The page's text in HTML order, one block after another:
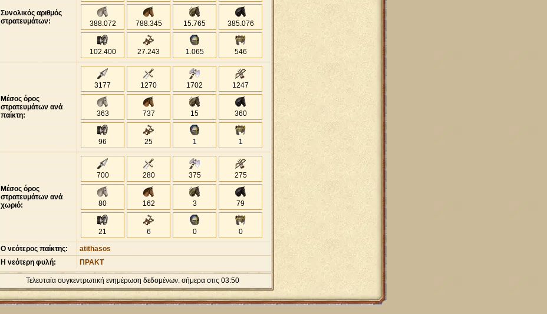
Συνολικός αριθμός
στρατευμάτων:
388.072 788.345 15.765 385.076
102.400 27.243 1.065 546
Μέσος όρος
στρατευμάτων ανά
παίκτη:
3177 1270 1702 1247
363 737 15 360
96 25 1 1
Μέσος όρος
στρατευμάτων ανά
χωριό:
700 280 375 275
80 162 3 79
21 6 0 0
Ο νεότερος παίκτης:
atithasos
Η νεότερη φυλή:
ΠΡΑΚΤ
Τελευταία συγκεντρωτική ενημέρωση δεδομένων: σήμερα στις 03:50